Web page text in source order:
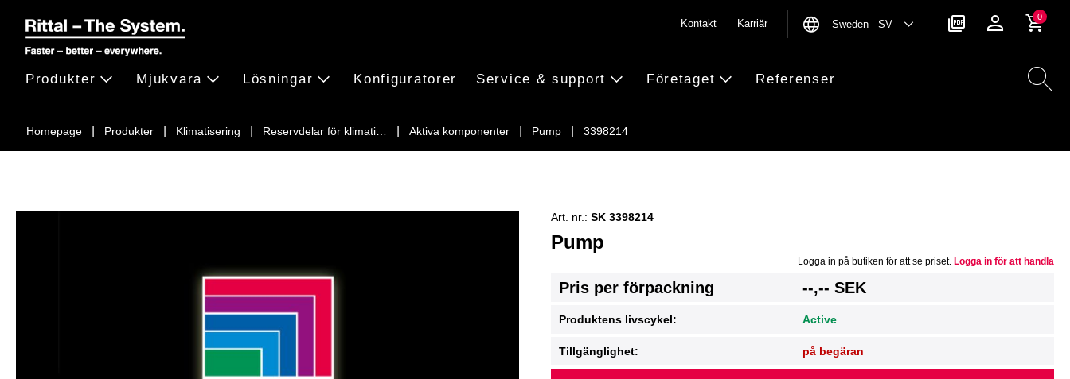
Homepage Produkter Klimatisering Reservdelar för klimati… Aktiva komponenter Pump 3398214
Produkter Mjukvara Lösningar Konfiguratorer Service & support Företaget Referenser
Kontakt Karriär Sweden SV
0
Pump
Art. nr.: SK 3398214
Logga in på butiken för att se priset. Logga in för att handla
Pris per förpackning --,-- SEK
Produktens livscykel: Active
Tillgänglighet: på begäran